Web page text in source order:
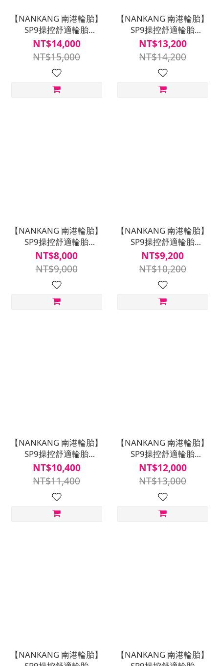
【NANKANG 南港輪胎】
SP9操控舒適輪胎
235/50R18四入組(含安裝
定位平衡)
NT$14,000
NT$15,000
【NANKANG 南港輪胎】
SP9操控舒適輪胎
225/60R18四入組(含安裝
定位平衡)
NT$13,200
NT$14,200
【NANKANG 南港輪胎】
SP9操控舒適輪胎
195/65R15四入組(含安裝
定位平衡)
NT$8,000
NT$9,000
【NANKANG 南港輪胎】
SP9操控舒適輪胎
205/55/R16四入組(含安
裝定位平衡)
NT$9,200
NT$10,200
【NANKANG 南港輪胎】
SP9操控舒適輪胎
215/60R16四入組(含安裝
定位平衡)
NT$10,400
NT$11,400
【NANKANG 南港輪胎】
SP9操控舒適輪胎
215/50R17四入組(含安裝
定位平衡)
NT$12,000
NT$13,000
【NANKANG 南港輪胎】
【NANKANG 南港輪胎】